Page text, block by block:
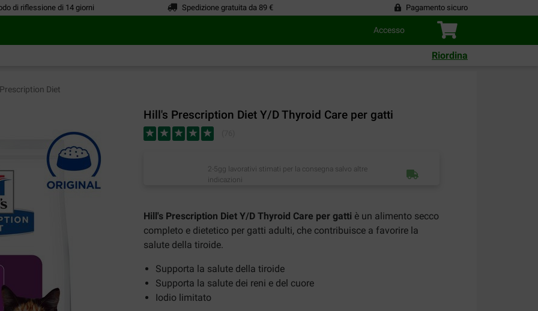
di riflessione di 14 giorni Spedizione gratuita da 89 € Pagamento sicuro
Accesso
Riordina
Diet
Hill's Prescription Diet Y/D Thyroid Care per gatti
2-5gg lavorativi stimati per la consegna salvo altre
indicazioni
Hill's Prescription Diet Y/D Thyroid Care per gatti è un alimento secco
completo e dietetico per gatti adulti, che contribuisce a favorire la
salute della tiroide.
Supporta la salute della tiroide
Supporta la salute dei reni e del cuore
Iodio limitato